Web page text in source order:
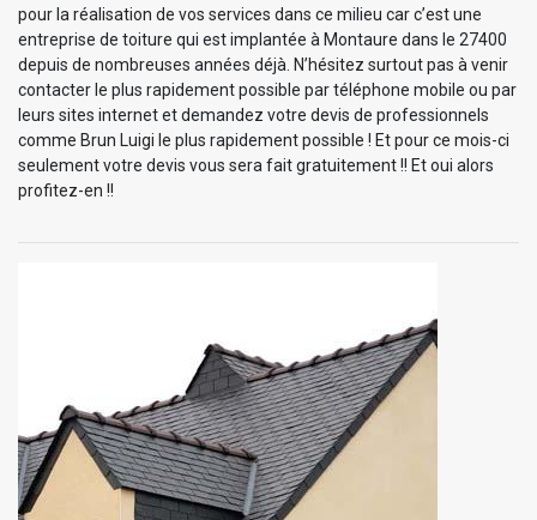
pour la réalisation de vos services dans ce milieu car c’est une
entreprise de toiture qui est implantée à Montaure dans le 27400
depuis de nombreuses années déjà. N’hésitez surtout pas à venir
contacter le plus rapidement possible par téléphone mobile ou par
leurs sites internet et demandez votre devis de professionnels
comme Brun Luigi le plus rapidement possible ! Et pour ce mois-ci
seulement votre devis vous sera fait gratuitement !! Et oui alors
profitez-en !!